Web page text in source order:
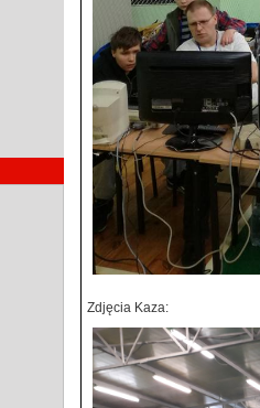
Zdjęcia Kaza: